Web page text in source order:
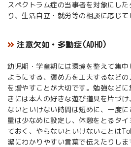
スペクトラム症の当事者を対象にし
り、生活自立・就労等の相談に応じて
注意欠如・多動症(ADHD)
幼児期・学童期には環境を整えて集
ようにする、褒め方を工夫するなど
を増やすことが大切です。勉強など
きには本人の好きな遊び道具を片づ
ないといけない時間は短めに、一度
量は少なめに設定し、休憩をとるタ
ておく、やらないといけないことは
潔にわかりやすい言葉で伝えたりし